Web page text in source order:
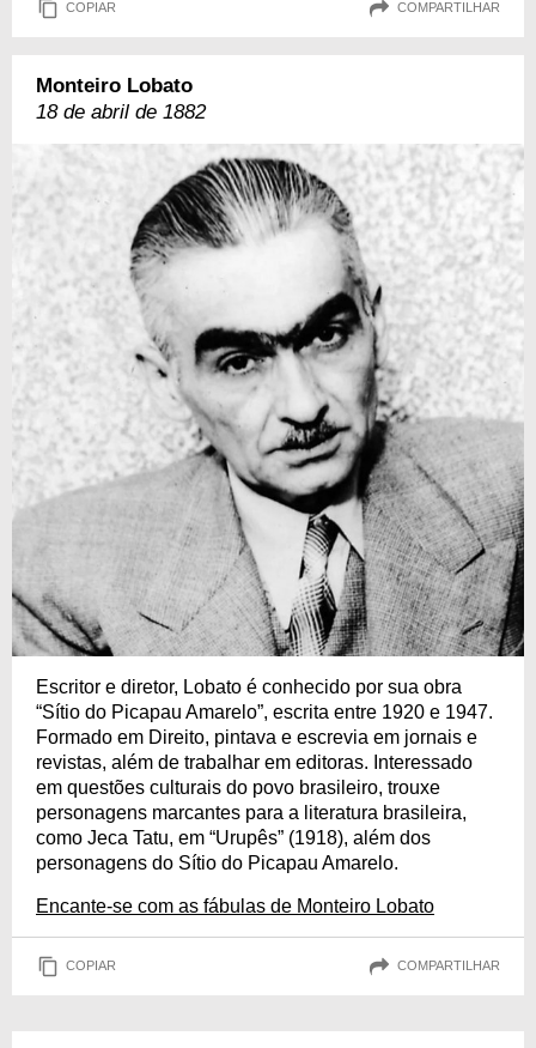
COPIAR COMPARTILHAR
Monteiro Lobato
18 de abril de 1882
Escritor e diretor, Lobato é conhecido por sua obra
“Sítio do Picapau Amarelo”, escrita entre 1920 e 1947.
Formado em Direito, pintava e escrevia em jornais e
revistas, além de trabalhar em editoras. Interessado
em questões culturais do povo brasileiro, trouxe
personagens marcantes para a literatura brasileira,
como Jeca Tatu, em “Urupês” (1918), além dos
personagens do Sítio do Picapau Amarelo.
Encante-se com as fábulas de Monteiro Lobato
COPIAR COMPARTILHAR